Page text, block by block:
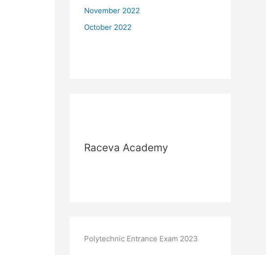
November 2022
October 2022
Raceva Academy
Polytechnic Entrance Exam 2023